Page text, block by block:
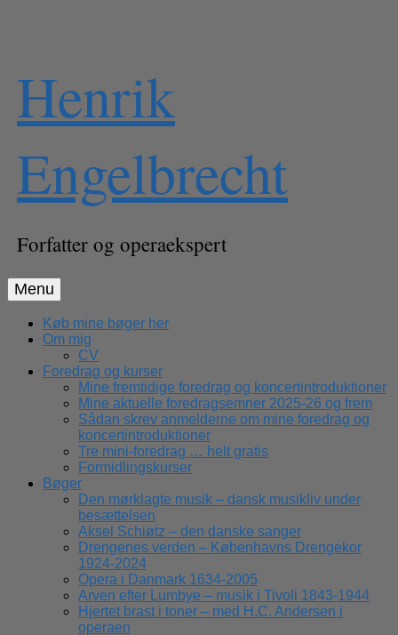
content
Henrik
Engelbrecht
Forfatter og operaekspert
Menu
Køb mine bøger her
Om mig
CV
Foredrag og kurser
Mine fremtidige foredrag og koncertintroduktioner
Mine aktuelle foredragsemner 2025-26 og frem
Sådan skrev anmelderne om mine foredrag og
koncertintroduktioner
Tre mini-foredrag … helt gratis
Formidlingskurser
Bøger
Den mørklagte musik – dansk musikliv under
besættelsen
Aksel Schiøtz – den danske sanger
Drengenes verden – Københavns Drengekor
1924-2024
Opera i Danmark 1634-2005
Arven efter Lumbye – musik i Tivoli 1843-1944
Hjertet brast i toner – med H.C. Andersen i
operaen